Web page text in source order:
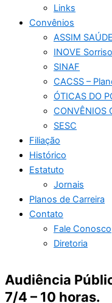
Links
Convênios
ASSIM SAÚDE
INOVE Sorriso
SINAF
CACSS –
ÓTICAS DO
CONVÊNIOS
SESC
Filiação
Histórico
Estatuto
Jornais
Planos de Carreira
Contato
Fale Conosco
Diretoria
Audiência
7/4 – 10 horas.